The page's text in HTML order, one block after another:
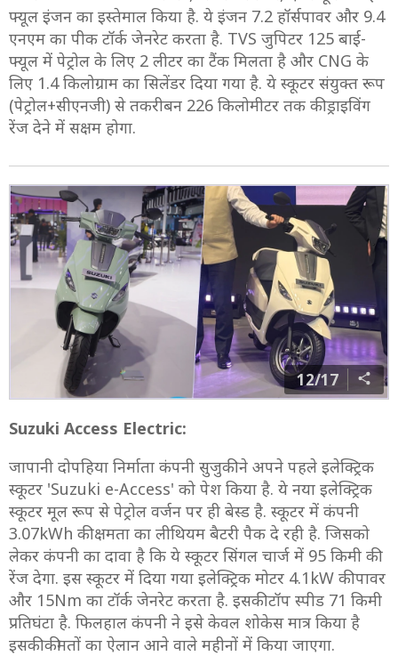
फ्यूल इंजन का इस्तेमाल किया है. ये इंजन 7.2 हॉर्सपावर और 9.4
एनएम का पीक टॉर्क जेनरेट करता है. TVS जुपिटर 125 बाई-
फ्यूल में पेट्रोल के लिए 2 लीटर का टैंक मिलता है और CNG के
लिए 1.4 किलोग्राम का सिलेंडर दिया गया है. ये स्कूटर संयुक्त रूप
(पेट्रोल+सीएनजी) से तकरीबन 226 किलोमीटर तक की ड्राइविंग
रेंज देने में सक्षम होगा.
12/17
Suzuki Access Electric:
जापानी दोपहिया निर्माता कंपनी सुजुकी ने अपने पहले इलेक्ट्रिक
स्कूटर 'Suzuki e-Access' को पेश किया है. ये नया इलेक्ट्रिक
स्कूटर मूल रूप से पेट्रोल वर्जन पर ही बेस्ड है. स्कूटर में कंपनी
3.07kWh की क्षमता का लीथियम बैटरी पैक दे रही है. जिसको
लेकर कंपनी का दावा है कि ये स्कूटर सिंगल चार्ज में 95 किमी की
रेंज देगा. इस स्कूटर में दिया गया इलेक्ट्रिक मोटर 4.1kW की पावर
और 15Nm का टॉर्क जेनरेट करता है. इसकी टॉप स्पीड 71 किमी
प्रतिघंटा है. फिलहाल कंपनी ने इसे केवल शोकेस मात्र किया है
इसकी कीमतों का ऐलान आने वाले महीनों में किया जाएगा.